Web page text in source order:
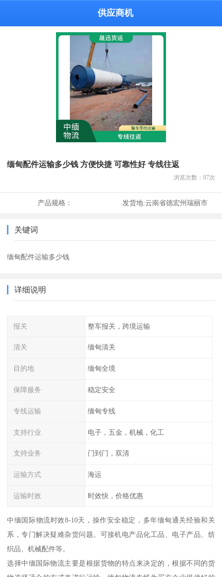
供应商机
缅甸配件运输多少钱 方便快捷 可靠性好 专线往返
浏览次数： 87次
产品规格： 发货地:云南省德宏州瑞丽市
关键词
缅甸配件运输多少钱
详细说明
报关 整车报关，跨境运输
清关 缅甸清关
目的地 缅甸全境
保障服务 稳定安全
专线运输 缅甸专线
支持行业 电子，五金，机械，化工
支持业务 门到门，双清
运输方式 海运
运输时效 时效快，价格优惠
中缅国际物流时效8-10天，操作安全稳定，多年缅甸通关经验和关
系，专门解决疑难杂货问题。可接机电产品化工品、电子产品、纺
织品、机械配件等。
选择中缅国际物流主要是根据货物的特点来决定的，根据不同的货